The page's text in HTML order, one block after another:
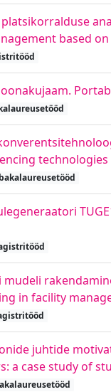
based
bakalaureusetööd
in facility
juhtide
a case study of